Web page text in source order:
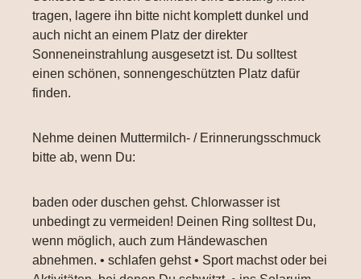
tragen, lagere ihn bitte nicht komplett dunkel und
auch nicht an einem Platz der direkter
Sonneneinstrahlung ausgesetzt ist. Du solltest
einen schönen, sonnengeschützten Platz dafür
finden.
Nehme deinen Muttermilch- / Erinnerungsschmuck
bitte ab, wenn Du:
baden oder duschen gehst. Chlorwasser ist
unbedingt zu vermeiden! Deinen Ring solltest Du,
wenn möglich, auch zum Händewaschen
abnehmen. • schlafen gehst • Sport machst oder bei